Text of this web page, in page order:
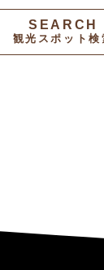
SEARCH
観光スポット検